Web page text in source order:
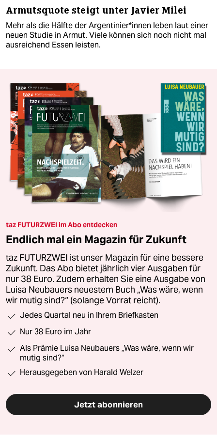
Armutsquote steigt unter Javier Milei
Mehr als die Hälfte der Ar­gen­ti­nie­r*in­nen leben laut einer
neuen Studie in Armut. Viele können sich noch nicht mal
ausreichend Essen leisten.
taz FUTURZWEI im Abo entdecken
Endlich mal ein Magazin für Zukunft
taz FUTURZWEI ist unser Magazin für eine bessere
Zukunft. Das Abo bietet jährlich vier Ausgaben für
nur 38 Euro. Zudem erhalten Sie eine Ausgabe von
Luisa Neubauers neuestem Buch „Was wäre, wenn
wir mutig sind?“ (solange Vorrat reicht).
Jedes Quartal neu in Ihrem Briefkasten
Nur 38 Euro im Jahr
Als Prämie Luisa Neubauers „Was wäre, wenn wir
mutig sind?“
Herausgegeben von Harald Welzer
Jetzt abonnieren